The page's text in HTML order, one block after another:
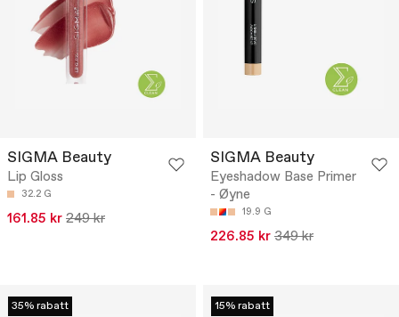
SIGMA Beauty
Lip Gloss
32.2 G
161.85 kr 249 kr
SIGMA Beauty
Eyeshadow Base Primer
- Øyne
19.9 G
226.85 kr 349 kr
35% rabatt 15% rabatt